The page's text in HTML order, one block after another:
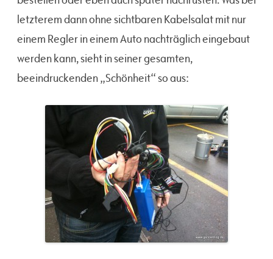
letzterem dann ohne sichtbaren Kabelsalat mit nur
einem Regler in einem Auto nachträglich eingebaut
werden kann, sieht in seiner gesamten,
beeindruckenden „Schönheit“ so aus: